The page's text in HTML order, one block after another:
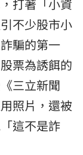
打著「小資
不少股市小
騙的第一
票為誘餌的
三立新聞
照片，還被
這不是詐